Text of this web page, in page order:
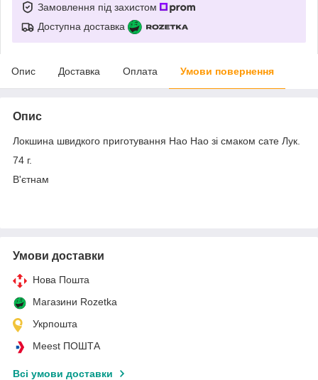
Замовлення під захистом
Доступна доставка
Опис Доставка Оплата Умови повернення
Опис
Локшина швидкого приготування Hao Hao зі смаком сате Лук.
74 г.
В'єтнам
Умови доставки
Нова Пошта
Магазини Rozetka
Укрпошта
Meest ПОШТА
Всі умови доставки